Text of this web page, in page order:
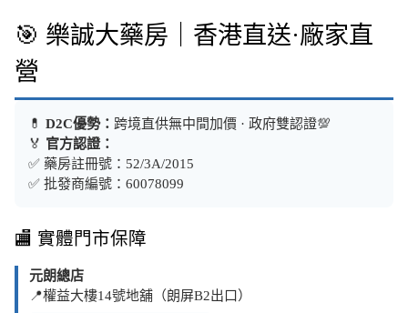
🎯 樂誠大藥房｜香港直送·廠家直
營
💊 D2C優勢： 跨境直供無中間加價 · 政府雙認證💯
🏅 官方認證：
✅ 藥房註冊號：52/3A/2015
✅ 批發商編號：60078099
🏬 實體門市保障
元朗總店
📍權益大樓14號地舖（朗屏B2出口）